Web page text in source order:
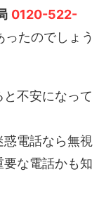
0120-522-
たのでしょう
不安になって
電話なら無視
要な電話かも知